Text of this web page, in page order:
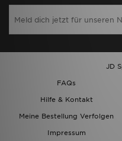
JD
FAQs
Hilfe & Kontakt
Meine Bestellung Verfolgen
Impressum